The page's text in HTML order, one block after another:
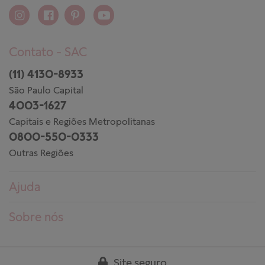
Ajuda
Entregas
Sobre nós
Contato - SAC
(11) 4130-8933
São Paulo Capital
4003-1627
Capitais e Regiões Metropolitanas
0800-550-0333
Outras Regiões
Site seguro